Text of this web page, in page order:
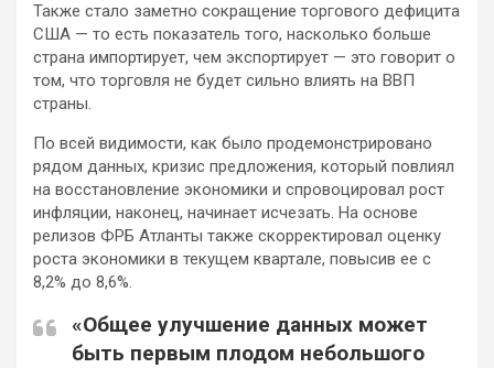
Также стало заметно сокращение торгового дефицита
США — то есть показатель того, насколько больше
страна импортирует, чем экспортирует — это говорит о
том, что торговля не будет сильно влиять на ВВП
страны.
По всей видимости, как было продемонстрировано
рядом данных, кризис предложения, который повлиял
на восстановление экономики и спровоцировал рост
инфляции, наконец, начинает исчезать. На основе
релизов ФРБ Атланты также скорректировал оценку
роста экономики в текущем квартале, повысив ее с
8,2% до 8,6%.
«Общее улучшение данных может
быть первым плодом небольшого